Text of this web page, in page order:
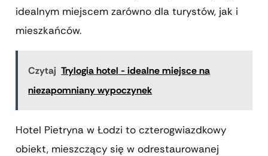
idealnym miejscem zarówno dla turystów, jak i
mieszkańców.
Czytaj Trylogia hotel - idealne miejsce na
niezapomniany wypoczynek
Hotel Pietryna w Łodzi to czterogwiazdkowy
obiekt, mieszczący się w odrestaurowanej